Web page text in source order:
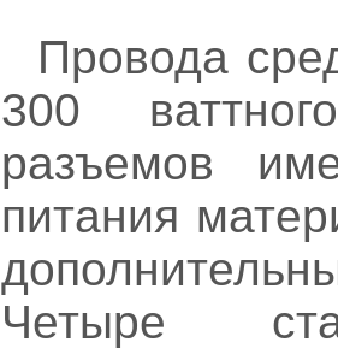
Провода
300
разъемов
питания
Четыре